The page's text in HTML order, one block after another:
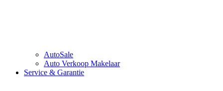
AutoSale
Auto Verkoop Makelaar
Service & Garantie